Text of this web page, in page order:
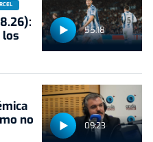
55:18
los
09:23
no